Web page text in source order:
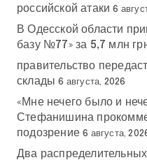
российской атаки 6
В Одесской области
базу №77» за 5,7 млн
правительство
склады 6 августа, 2026
«Мне нечего было и
Стефанишина
подозрение 6 августа,
Два